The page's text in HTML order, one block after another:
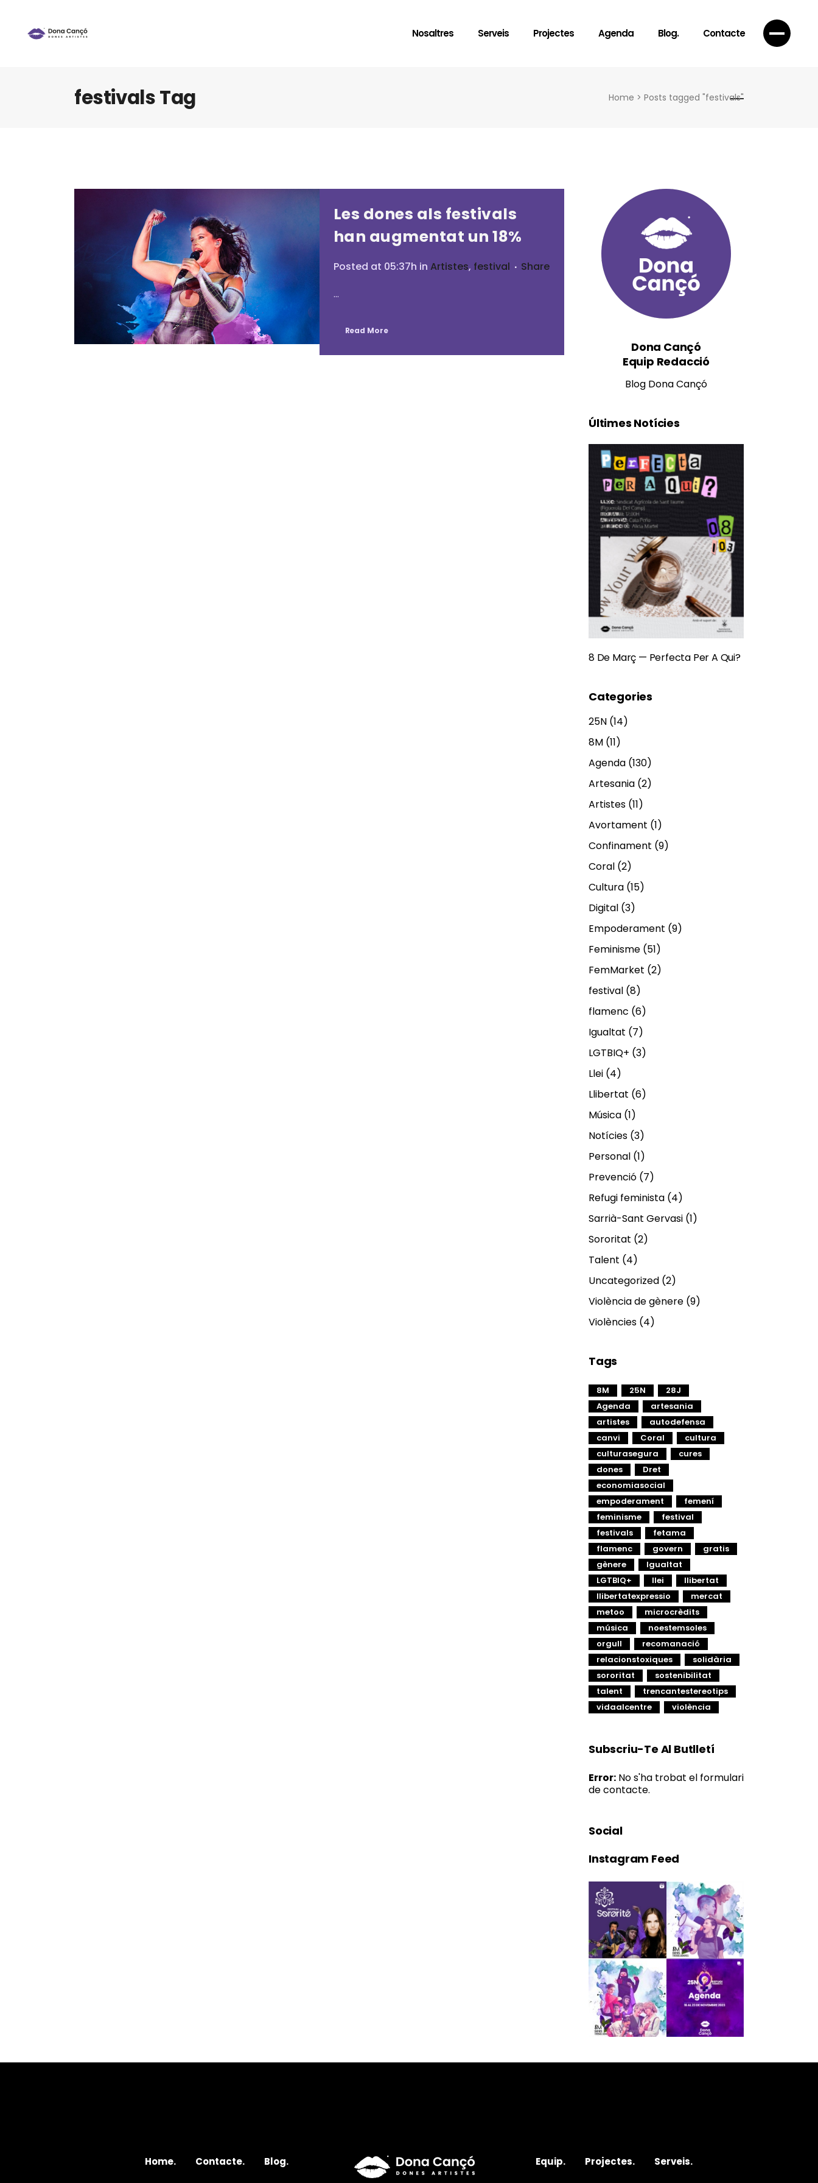
Nosaltres Serveis Projectes Agenda Blog. Contacte
festivals Tag Home > Posts tagged "festivals"
Les dones als festivals
han augmentat un 18%
Posted at 05:37h in Artistes, festival
Share
...
Read More
Dona Cançó
Equip Redacció
Blog Dona Cançó
Últimes Notícies
8 De Març — Perfecta Per A Qui?
Categories
25N (14)
8M (11)
Agenda (130)
Artesania (2)
Artistes (11)
Avortament (1)
Confinament (9)
Coral (2)
Cultura (15)
Digital (3)
Empoderament (9)
Feminisme (51)
FemMarket (2)
festival (8)
flamenc (6)
Igualtat (7)
LGTBIQ+ (3)
Llei (4)
Llibertat (6)
Música (1)
Notícies (3)
Personal (1)
Prevenció (7)
Refugi feminista (4)
Sarrià-Sant Gervasi (1)
Sororitat (2)
Talent (4)
Uncategorized (2)
Violència de gènere (9)
Violències (4)
Tags
8M 25N
28J
Agenda
artesania
artistes
autodefensa
canvi
Coral
cultura
culturasegura
cures
dones
Dret
economiasocial
empoderament
femení
feminisme
festival
festivals
fetama
flamenc
govern
gratis
gènere
Igualtat
LGTBIQ+
llei
llibertat
llibertatexpressio
mercat
metoo
microcrèdits
música
noestemsoles
orgull
recomanació
relacionstoxiques
solidària
sororitat
sostenibilitat
talent
trencantestereotips
vidaalcentre
violència
Subscriu-Te Al Butlletí
Error: No s'ha trobat el formulari
de contacte.
Social
Instagram Feed
Home. Contacte. Blog. Equip. Projectes. Serveis.